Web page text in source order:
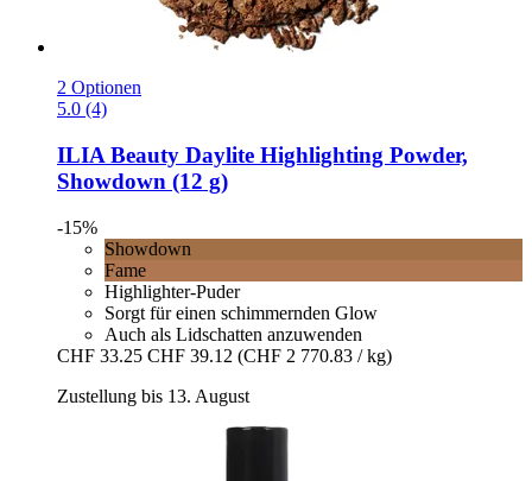
2 Optionen
5.0 (4)
ILIA Beauty Daylite Highlighting Powder,
Showdown (12 g)
-15%
Showdown
Fame
Highlighter-Puder
Sorgt für einen schimmernden Glow
Auch als Lidschatten anzuwenden
CHF 33.25 CHF 39.12 (CHF 2 770.83 / kg)
Zustellung bis 13. August